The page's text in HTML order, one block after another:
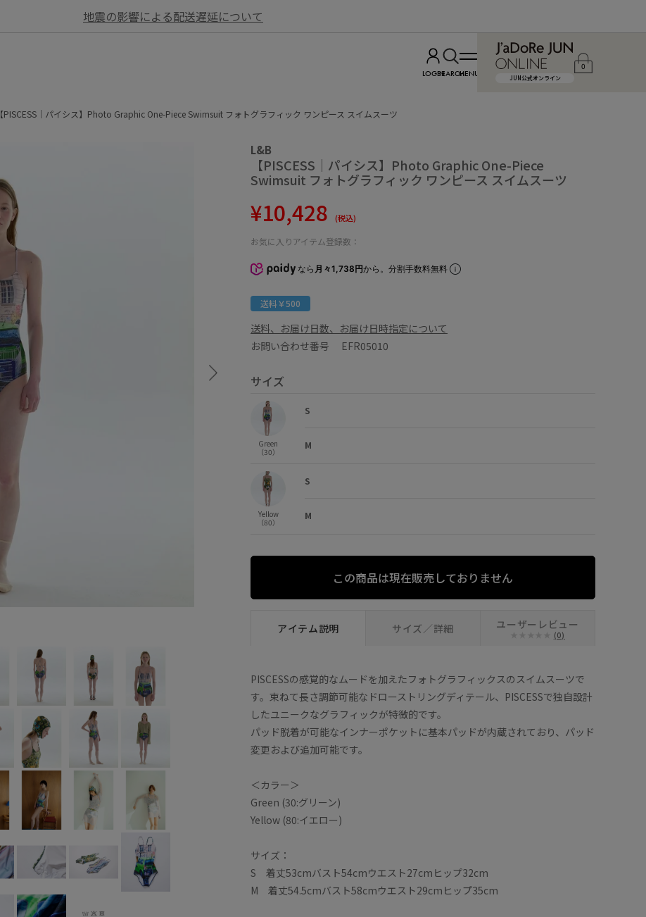
地震の影響による配送遅延について
LOGINSEARCHMENU JUN公式オンライン
0
【PISCESS｜パイシス】Photo Graphic One-Piece Swimsuit フォトグラフィック ワンピース スイムスーツ
L&B
【PISCESS｜パイシス】Photo Graphic One-Piece
Swimsuit フォトグラフィック ワンピース スイムスーツ
¥10,428 (税込)
お気に入りアイテム登録数：
なら 月々1,738円から。分割手数料無料
送料￥500
送料、お届け日数、お届け日時指定について
お問い合わせ番号 EFR05010
サイズ
Green
（30）
S
M
Yellow
（80）
S
M
この商品は現在販売しておりません
アイテム説明 サイズ／詳細 ユーザーレビュー
(0)
PISCESSの感覚的なムードを加えたフォトグラフィックスのスイムスーツで
す。束ねて長さ調節可能なドローストリングディテール、PISCESSで独自設計
したユニークなグラフィックが特徴的です。
パッド脱着が可能なインナーポケットに基本パッドが内蔵されており、パッド
変更および追加可能です。
＜カラー＞
Green (30:グリーン)
Yellow (80:イエロー)
サイズ：
S 着丈53cmバスト54cmウエスト27cmヒップ32cm
M 着丈54.5cmバスト58cmウエスト29cmヒップ35cm